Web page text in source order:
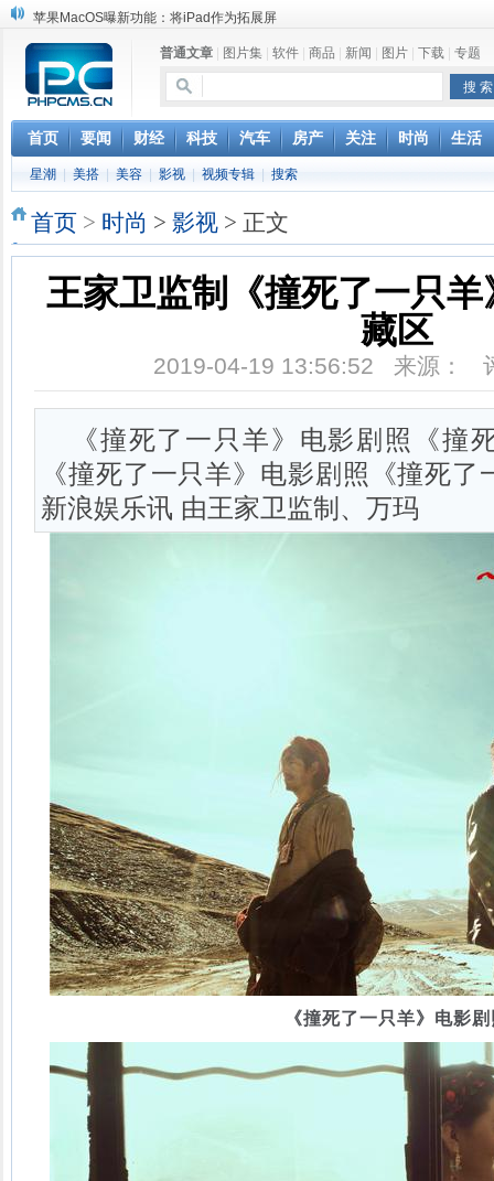
苹果MacOS曝新功能：将iPad作为拓展屏
苹果与高通和解 英特尔失去重要移动客户
小米高管：虽然高通与苹果和解，但5G iPhone最快明年下半年发布
iOS 13加入黑暗模式 多功能加持6月份见
高通与苹果达成和解，双方达成6年许可协议
巴黎圣母院大火肆虐，人类文明的一场浩劫
奔驰维权女车主捅出了一个最大的瓜
普通文章 图片集 软件 商品 新闻 图片 下载 专题
首页 要闻 财经 科技 汽车 房产 关注 时尚 生活
星潮 美搭 美容 影视 视频专辑 搜索
首页 > 时尚 > 影视 > 正文
王家卫监制《撞死了一只
藏区
2019-04-19 13:56:52 来源：
《撞死了一只羊》电影剧照《撞
《撞死了一只羊》电影剧照《撞
新浪娱乐讯 由王家卫监制、万玛
《撞死了一只羊》电影